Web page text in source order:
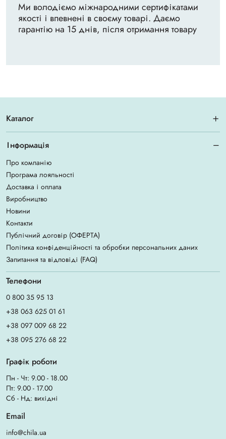
Ми володіємо міжнародними сертифікатами
якості і впевнені в своєму товарі. Даємо
гарантію на 15 днів, після отримання товару
Каталог
Інформація
Про компанію
Програма лояльності
Доставка і оплата
Виробництво
Новини
Контакти
Публічний договір (ОФЕРТА)
Політика конфіденційності та обробки персональних даних
Запитання та відповіді (FAQ)
Телефони
0 800 35 95 13
+38 063 625 01 61
+38 097 009 68 22
+38 095 276 68 22
Графік роботи
Пн - Чт: 9.00 - 18.00
Пт: 9.00 - 17.00
Сб - Нд: вихідні
Email
info@chila.ua